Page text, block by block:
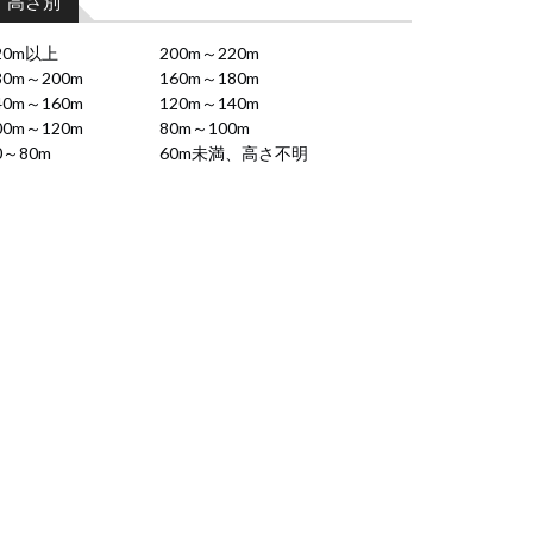
以上
200m～220m
～200m
160m～180m
～160m
120m～140m
～120m
80m～100m
80m
60m未満、高さ不明